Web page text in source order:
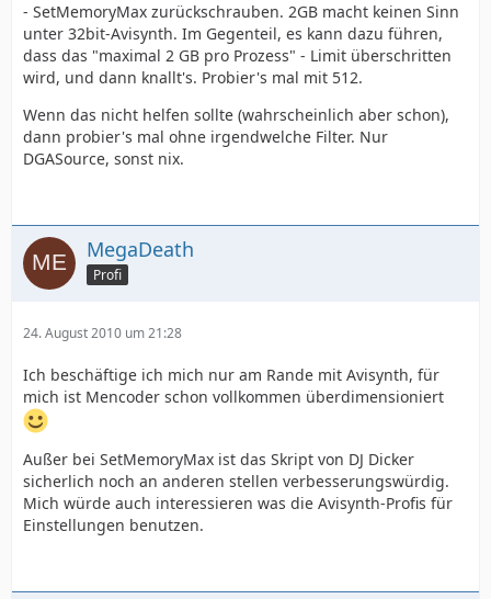
- SetMemoryMax zurückschrauben. 2GB macht keinen Sinn
unter 32bit-Avisynth. Im Gegenteil, es kann dazu führen,
dass das "maximal 2 GB pro Prozess" - Limit überschritten
wird, und dann knallt's. Probier's mal mit 512.
Wenn das nicht helfen sollte (wahrscheinlich aber schon),
dann probier's mal ohne irgendwelche Filter. Nur
DGASource, sonst nix.
MegaDeath
Profi
24. August 2010 um 21:28
Ich beschäftige ich mich nur am Rande mit Avisynth, für
mich ist Mencoder schon vollkommen überdimensioniert
Außer bei SetMemoryMax ist das Skript von DJ Dicker
sicherlich noch an anderen stellen verbesserungswürdig.
Mich würde auch interessieren was die Avisynth-Profis für
Einstellungen benutzen.